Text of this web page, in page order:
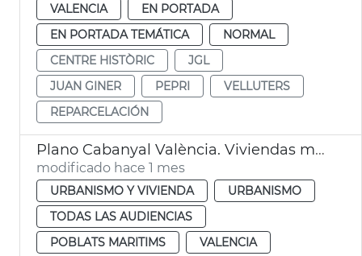
VALENCIA
EN PORTADA
EN PORTADA TEMÁTICA
NORMAL
CENTRE HISTÒRIC
JGL
JUAN GINER
PEPRI
VELLUTERS
REPARCELACIÓN
Plano Cabanyal València. Viviendas municipales
modificado hace 1 mes
URBANISMO Y VIVIENDA
URBANISMO
TODAS LAS AUDIENCIAS
POBLATS MARITIMS
VALENCIA